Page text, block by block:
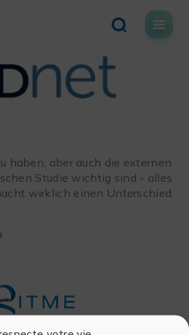
haben, aber auch die externen
Studie wichtig sind - alles
wirklich einen Unterschied.